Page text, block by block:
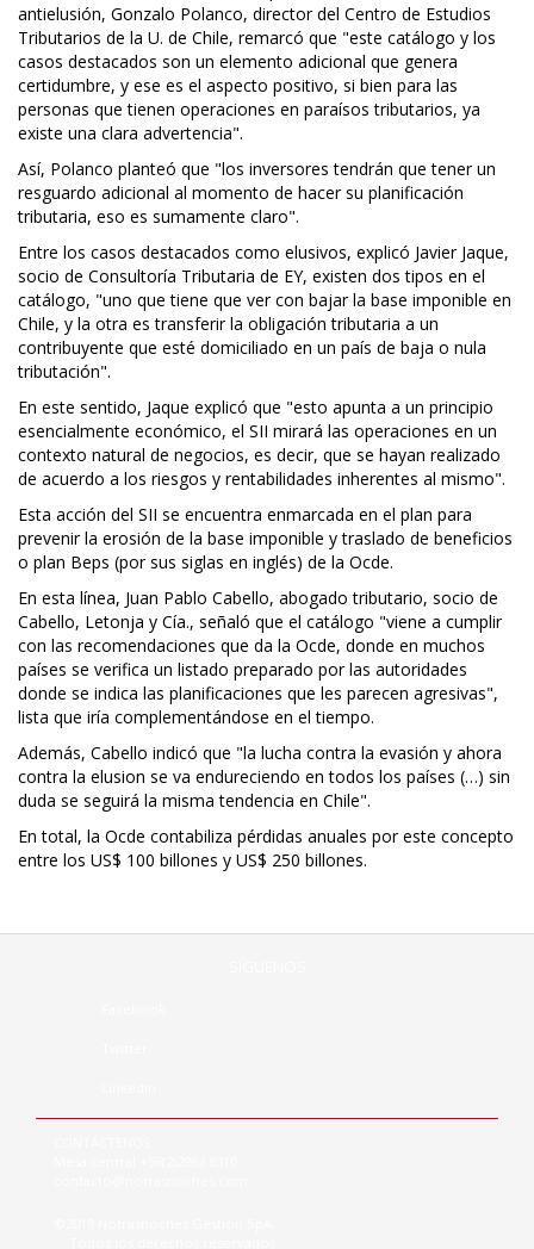
antielusión, Gonzalo Polanco, director del Centro de Estudios
Tributarios de la U. de Chile, remarcó que "este catálogo y los
casos destacados son un elemento adicional que genera
certidumbre, y ese es el aspecto positivo, si bien para las
personas que tienen operaciones en paraísos tributarios, ya
existe una clara advertencia".
Así, Polanco planteó que "los inversores tendrán que tener un
resguardo adicional al momento de hacer su planificación
tributaria, eso es sumamente claro".
Entre los casos destacados como elusivos, explicó Javier Jaque,
socio de Consultoría Tributaria de EY, existen dos tipos en el
catálogo, "uno que tiene que ver con bajar la base imponible en
Chile, y la otra es transferir la obligación tributaria a un
contribuyente que esté domiciliado en un país de baja o nula
tributación".
En este sentido, Jaque explicó que "esto apunta a un principio
esencialmente económico, el SII mirará las operaciones en un
contexto natural de negocios, es decir, que se hayan realizado
de acuerdo a los riesgos y rentabilidades inherentes al mismo".
Esta acción del SII se encuentra enmarcada en el plan para
prevenir la erosión de la base imponible y traslado de beneficios
o plan Beps (por sus siglas en inglés) de la Ocde.
En esta línea, Juan Pablo Cabello, abogado tributario, socio de
Cabello, Letonja y Cía., señaló que el catálogo "viene a cumplir
con las recomendaciones que da la Ocde, donde en muchos
países se verifica un listado preparado por las autoridades
donde se indica las planificaciones que les parecen agresivas",
lista que iría complementándose en el tiempo.
Además, Cabello indicó que "la lucha contra la evasión y ahora
contra la elusion se va endureciendo en todos los países (…) sin
duda se seguirá la misma tendencia en Chile".
En total, la Ocde contabiliza pérdidas anuales por este concepto
entre los US$ 100 billones y US$ 250 billones.